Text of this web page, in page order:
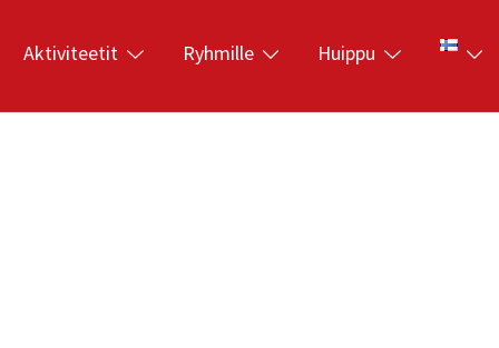
Aktiviteetit Ryhmille Huippu